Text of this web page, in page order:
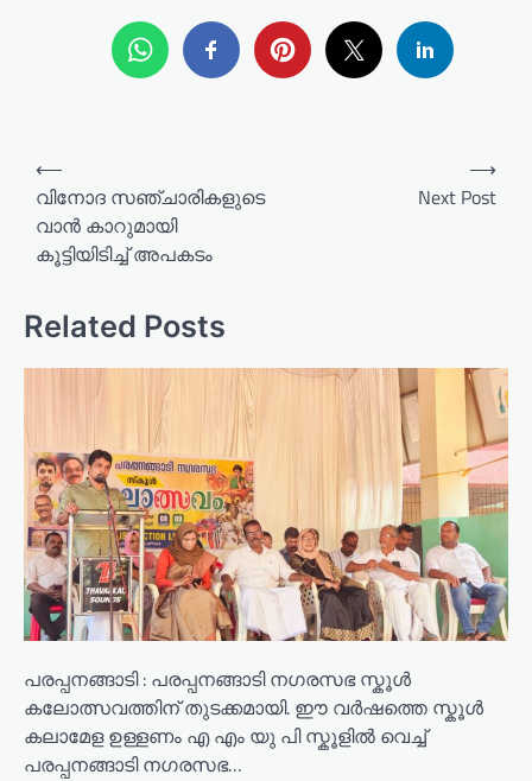
n
a
v
g
a
t
i
o
n
⟵
വിനോദ സഞ്ചാരികളുടെ
വാൻ കാറുമായി
കൂട്ടിയിടിച്ച് അപകടം
Next Post
⟶
Related Posts
പരപ്പനങ്ങാടി : പരപ്പനങ്ങാടി നഗരസഭ സ്കൂൾ
കലോത്സവത്തിന് തുടക്കമായി. ഈ വർഷത്തെ സ്കൂൾ
കലാമേള ഉള്ളണം എ എം യു പി സ്കൂളിൽ വെച്ച്
പരപ്പനങ്ങാടി നഗരസഭ…